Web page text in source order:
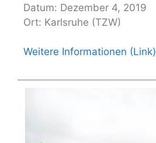
Datum: Dezember 4, 2019
Ort: Karlsruhe (TZW)
Weitere Informationen (Link)